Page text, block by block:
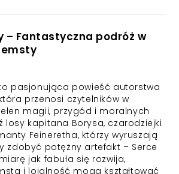
– Fantastyczna podróż w
to pasjonująca powieść autorstwa
przenosi czytelników w
magii, przygód i moralnych
losy kapitana Borysa, czarodziejki
Feineretha, którzy wyruszają
zdobyć potężny artefakt – Serce
jak fabuła się rozwija,
i lojalność mogą kształtować